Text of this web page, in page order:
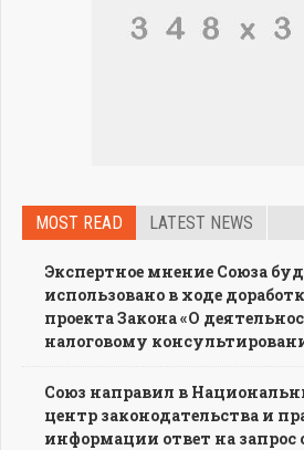
MOST READ LATEST NEWS
Экспертное мнение Союза
использовано в ходе
проекта Закона «О
налоговому
Союз направил в
центр законодательства и
информации ответ на запрос